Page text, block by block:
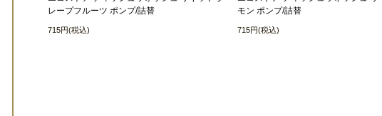
レープフルーツ ポンプ/詰替
715円(税込)
モン ポンプ/詰替
715円(税込)